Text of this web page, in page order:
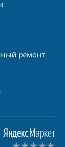
ремонт